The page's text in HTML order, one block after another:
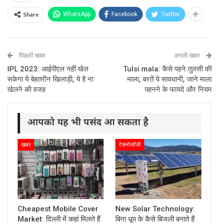
Share WhatsApp Facebook Twitter
पिछली खबर
IPL 2023: आईपीएल नहीं खेल
सकेगा ये बेहतरीन खिलाड़ी, ये है ना
खेलने की वजह
अगली खबर
Tulsi mala: कैसे पहने तुलसी की
माला, बरतें ये सावधानी, जाने माला
पहनने के फायदे और नियम
आपको यह भी पसंद आ सकता है
खबर
Cheapest Mobile Cover
Market: दिल्ली में कहां मिलते हैं
टेक्नोलॉजी
New Solar Technology:
बिना धूप के कैसे बिजली बनाते हैं